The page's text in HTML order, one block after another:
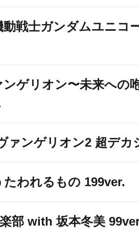
戦士ガンダムユニコ
ゲリオン〜未来への
ァンゲリオン2 超デカ
われるもの 199ver.
部 with 坂本冬美